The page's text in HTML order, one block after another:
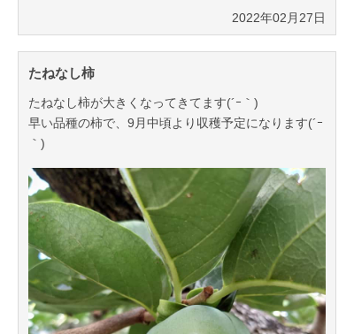
2022年02月27日
たねなし柿
たねなし柿が大きくなってきてます(´ｰ｀)
早い品種の柿で、9月中頃より収穫予定になります(´ｰ
｀)